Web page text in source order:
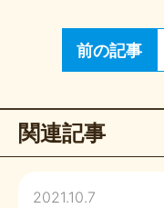
前の記事
関連記事
2021.10.7